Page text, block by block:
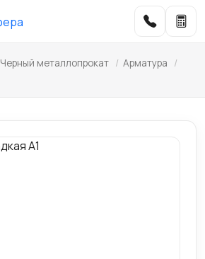
Черный металлопрокат / Арматура
/